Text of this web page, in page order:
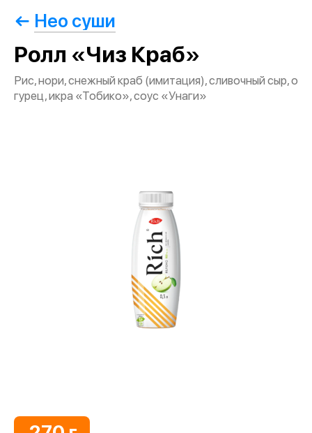
Нео суши
Ролл «Чиз Краб»
Рис, нори, снежный краб (имитация), сливочный сыр, о
гурец, икра «Тобико», соус «Унаги»